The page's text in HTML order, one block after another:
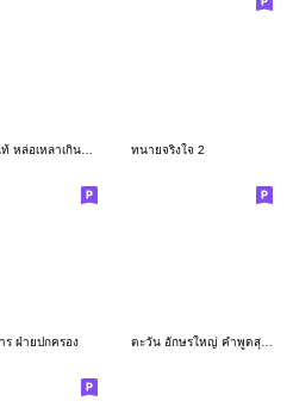
ทนายจริงใจ 2
ร ฝ่ายปกครอง ตะวัน อักษรใหญ่ คำพูดสุภาพสำหรับการทำงาน